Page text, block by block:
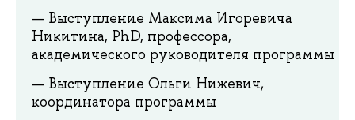
Выступление Максима Игоревича
Никитина, PhD, профессора,
академического руководителя программы
Выступление Ольги Нижевич,
координатора программы